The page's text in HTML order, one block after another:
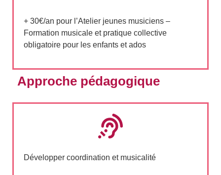
+ 30€/an pour l’Atelier jeunes musiciens –
Formation musicale et pratique collective
obligatoire pour les enfants et ados
Approche pédagogique
Développer coordination et musicalité